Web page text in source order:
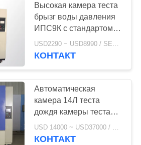
Высокая камера теста
брызг воды давления
ИПС9К с стандартом
ИЭК60529
USD2290 ~ USD8990 / SET MOQ:1 комплект
КОНТАКТ
Автоматическая
камера 14Л теста
дождя камеры теста
брызг воды - расход
потока воды 16Л/Мин
USD 14000 ~ USD37000 / SET MOQ:1 комплект
КОНТАКТ